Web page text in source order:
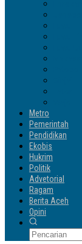
Metro
Pemerintah
Pendidikan
Ekobis
Hukrim
Politik
Advetorial
Ragam
Berita Aceh
Opini